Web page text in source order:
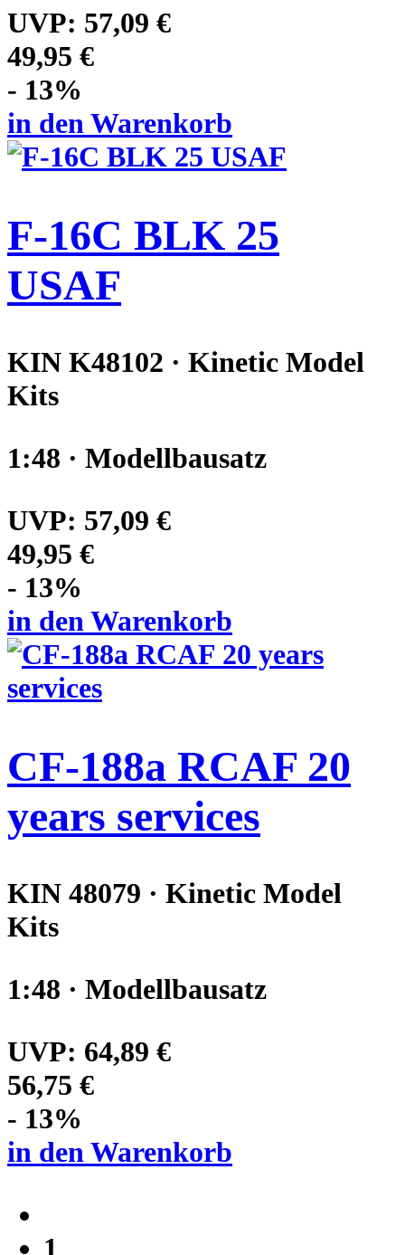
UVP: 57,09 €
49,95 €
- 13%
in den Warenkorb
F-16C BLK 25
USAF
KIN K48102 · Kinetic Model
Kits
1:48 · Modellbausatz
UVP: 57,09 €
49,95 €
- 13%
in den Warenkorb
CF-188a RCAF 20
years services
KIN 48079 · Kinetic Model
Kits
1:48 · Modellbausatz
UVP: 64,89 €
56,75 €
- 13%
in den Warenkorb
1